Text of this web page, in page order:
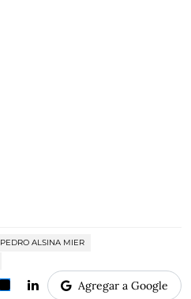
PEDRO ALSINA MIER
Agregar a Google